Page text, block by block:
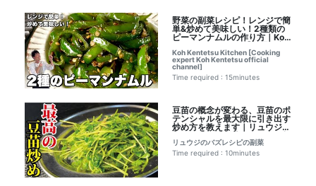
野菜の副菜レシピ！レンジで簡
単&炒めて美味しい！2種類の
ピーマンナムルの作り方｜Koh
家コウケンテツ公式チャンネ
ル】レシピ書き起こし
Koh Kentetsu Kitchen [Cooking
expert Koh Kentetsu official
channel]
Time required : 15minutes
豆苗の概念が変わる、豆苗のポ
テンシャルを最大限に引き出す
炒め方を教えます｜リュウジの
バズレシピの副菜レシピ書き起
こし
リュウジのバズレシピの副菜
Time required : 10minutes